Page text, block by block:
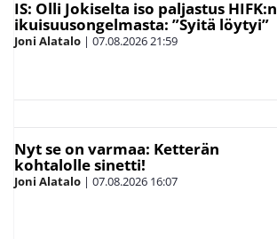
IS: Olli Jokiselta iso paljastus HIFK:n
ikuisuusongelmasta: ”Syitä löytyi”
Joni Alatalo | 07.08.202621:59
Nyt se on varmaa: Ketterän
kohtalolle sinetti!
Joni Alatalo | 07.08.2026 16:07